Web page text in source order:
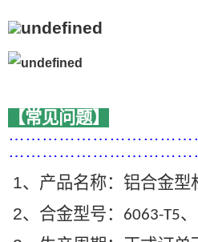
【常见问题】
1、产品名称：铝合金型
2、合金型号： 6063-T5、